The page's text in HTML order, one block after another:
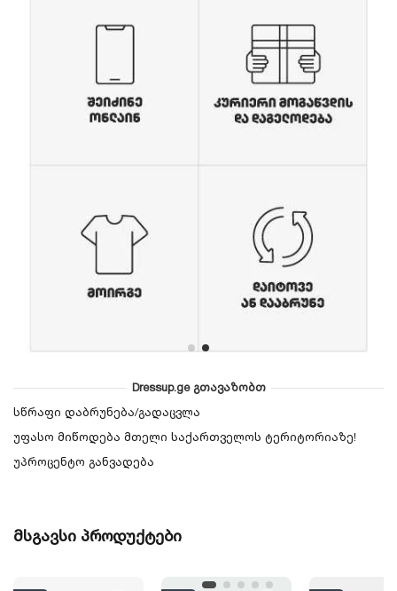
Dressup.ge გთავაზობთ
სწრაფი დაბრუნება/გადაცვლა
უფასო მიწოდება მთელი საქართველოს ტერიტორიაზე!
უპროცენტო განვადება
მსგავსი პროდუქტები